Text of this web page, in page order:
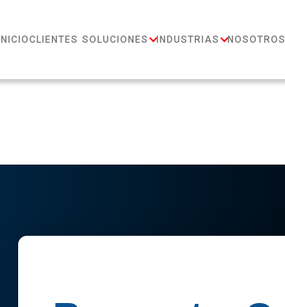
INICIOCLIENTES SOLUCIONES INDUSTRIAS NOSOTROS